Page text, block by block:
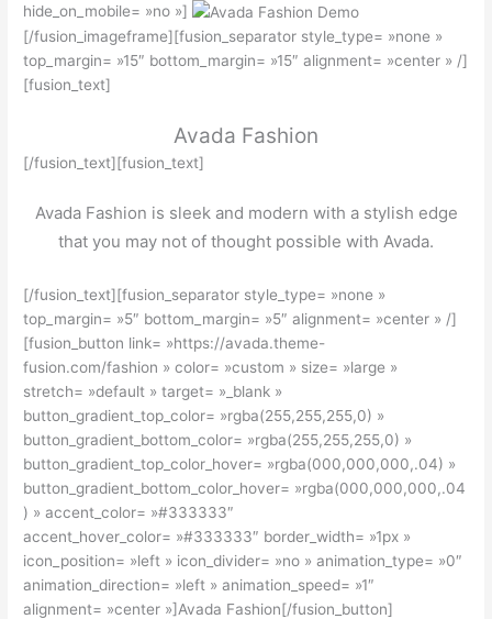
hide_on_mobile= »no »]
[/fusion_imageframe][fusion_separator style_type= »none »
top_margin= »15″ bottom_margin= »15″ alignment= »center » /]
[fusion_text]
Avada Fashion
[/fusion_text][fusion_text]
Avada Fashion is sleek and modern with a stylish edge
that you may not of thought possible with Avada.
[/fusion_text][fusion_separator style_type= »none »
top_margin= »5″ bottom_margin= »5″ alignment= »center » /]
[fusion_button link= »https://avada.theme-
fusion.com/fashion » color= »custom » size= »large »
stretch= »default » target= »_blank »
button_gradient_top_color= »rgba(255,255,255,0) »
button_gradient_bottom_color= »rgba(255,255,255,0) »
button_gradient_top_color_hover= »rgba(000,000,000,.04) »
button_gradient_bottom_color_hover= »rgba(000,000,000,.04
) » accent_color= »#333333″
accent_hover_color= »#333333″ border_width= »1px »
icon_position= »left » icon_divider= »no » animation_type= »0″
animation_direction= »left » animation_speed= »1″
alignment= »center »]Avada Fashion[/fusion_button]